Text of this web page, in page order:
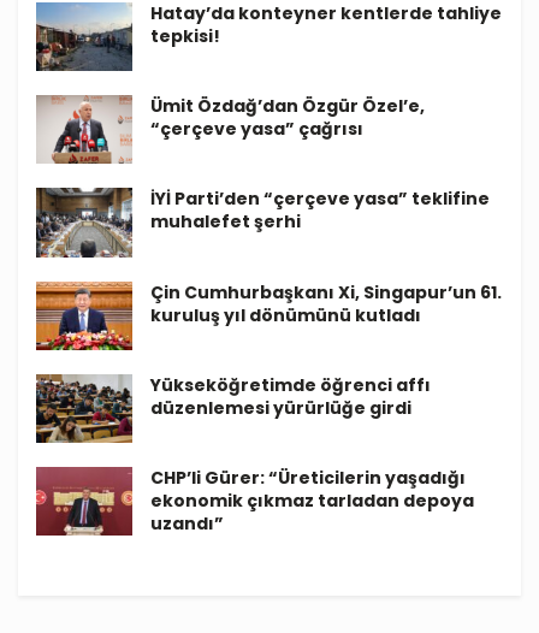
Hatay’da konteyner kentlerde tahliye
tepkisi!
Ümit Özdağ’dan Özgür Özel’e,
“çerçeve yasa” çağrısı
İYİ Parti’den “çerçeve yasa” teklifine
muhalefet şerhi
Çin Cumhurbaşkanı Xi, Singapur’un 61.
kuruluş yıl dönümünü kutladı
Yükseköğretimde öğrenci affı
düzenlemesi yürürlüğe girdi
CHP’li Gürer: “Üreticilerin yaşadığı
ekonomik çıkmaz tarladan depoya
uzandı”